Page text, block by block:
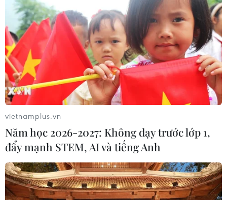
giao thông huyết mạch trục Quốc lộ 51, Quốc lộ
13, Quốc lộ 22 tuyến đường xuyên Á, nhanh
chóng cải thiện giao thông đô thị, nâng cấp sân
bay Tân Sơn Nhất, tập trung xây dựng sân bay
quốc tế mới cho toàn vùng khi sân bay Tân Sơn
Nhất đã quá tải; nâng cấp, xây dựng mới mạng
lưới điện, đáp ứng yêu cầu sản xuất và phục vụ
đời sống nhân dân./.
(TTXVN/Vietnam+)
vietnamplus.vn
Năm học 2026-2027: Không dạy trước lớp 1,
đẩy mạnh STEM, AI và tiếng Anh